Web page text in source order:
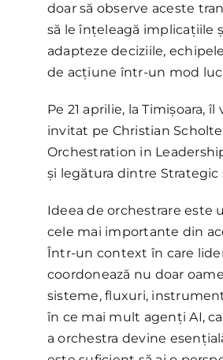
doar să observe aceste
să le înțeleagă implicațiile
adapteze deciziile,
de acțiune într-un mod
Pe 21 aprilie, la Timișoara, îl
invitat pe Christian
Orchestration in
și legătura dintre Strategic
Ideea de orchestrare este
cele mai importante din
Într-un context în care
coordonează nu doar
sisteme, fluxuri,
în ce mai mult agenți AI,
a orchestra devine